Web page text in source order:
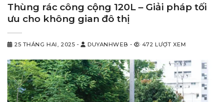
Thùng rác công cộng 120L – Giải pháp tối
ưu cho không gian đô thị
25 THÁNG HAI, 2025 - DUYANHWEB - 472 LƯỢT XEM